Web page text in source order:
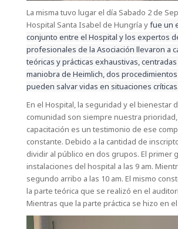
La misma tuvo lugar el día Sabado 2 de
Hospital Santa Isabel de Hungría yfue un
conjunto entre el Hospital y los expertos
profesionales de la Asociación llevaron a
teóricas y prácticas exhaustivas, centradas
maniobra de Heimlich, dos
pueden salvar vidas en situaciones críticas.
En el Hospital, la seguridad y el bienestar
comunidad son siempre nuestra
capacitación es un testimonio de ese
constante. Debido a la cantidad de
dividir al público en dos grupos. El primer
instalaciones del hospital a las 9 am.
segundo arribo a las 10 am. El mismo
la parte teórica que se realizó en el
Mientras que la parte práctica se hizo en